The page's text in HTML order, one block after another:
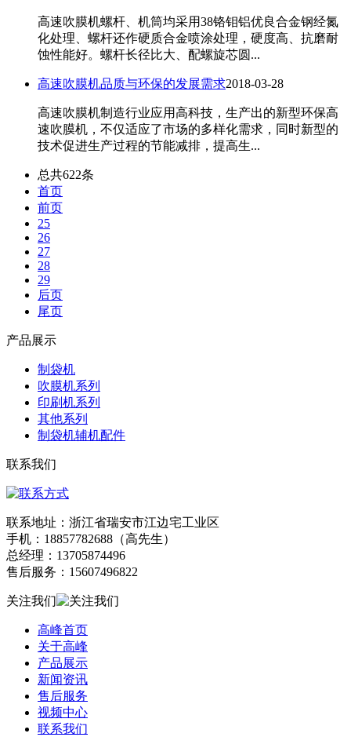
高速吹膜机螺杆、机筒均采用38铬钼铝优良合金钢经氮
化处理、螺杆还作硬质合金喷涂处理，硬度高、抗磨耐
蚀性能好。螺杆长径比大、配螺旋芯圆...
高速吹膜机品质与环保的发展需求2018-03-28
高速吹膜机制造行业应用高科技，生产出的新型环保高
速吹膜机，不仅适应了市场的多样化需求，同时新型的
技术促进生产过程的节能减排，提高生...
总共622条
首页
前页
25
26
27
28
29
后页
尾页
产品展示
制袋机
吹膜机系列
印刷机系列
其他系列
制袋机辅机配件
联系我们
联系地址：浙江省瑞安市江边宅工业区
手机：18857782688（高先生）
总经理：13705874496
售后服务：15607496822
关注我们
高峰首页
关于高峰
产品展示
新闻资讯
售后服务
视频中心
联系我们